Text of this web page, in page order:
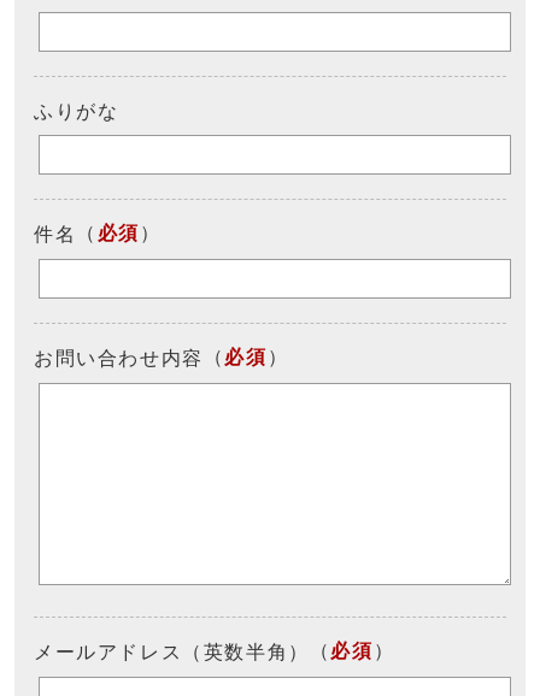
ふりがな
件名 （ 必須 ）
お問い合わせ内容 （ 必須 ）
メールアドレス（英数半角） （ 必須 ）